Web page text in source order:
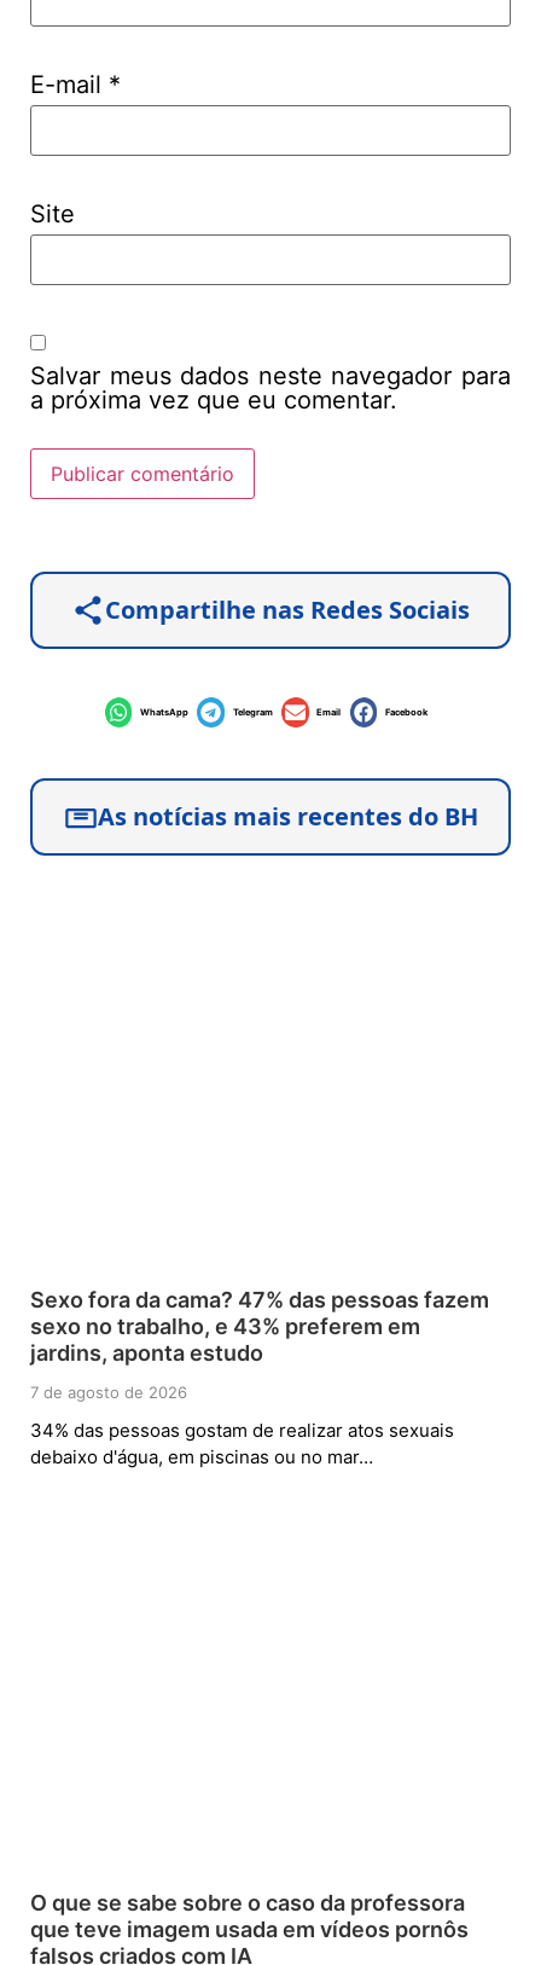
E-mail *
Site
Salvar meus dados neste navegador para
a próxima vez que eu comentar.
Compartilhe nas Redes Sociais
WhatsApp Telegram Email Facebook
As notícias mais recentes do BH
Sexo fora da cama? 47% das pessoas fazem
sexo no trabalho, e 43% preferem em
jardins, aponta estudo
7 de agosto de 2026
34% das pessoas gostam de realizar atos sexuais
debaixo d'água, em piscinas ou no mar…
O que se sabe sobre o caso da professora
que teve imagem usada em vídeos pornôs
falsos criados com IA